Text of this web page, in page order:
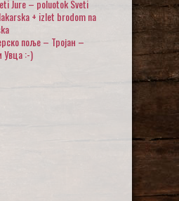
Jure – poluotok Sveti
+ izlet brodom na
поље – Тројан –
Увца :-)